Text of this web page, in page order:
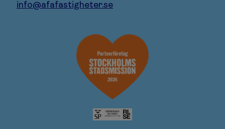
info@afafastigheter.se